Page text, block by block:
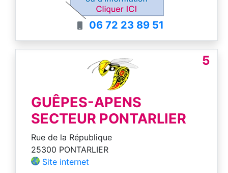
06 72 23 89 51
5
GUÊPES-APENS
SECTEUR PONTARLIER
Rue de la République
25300 PONTARLIER
Site internet